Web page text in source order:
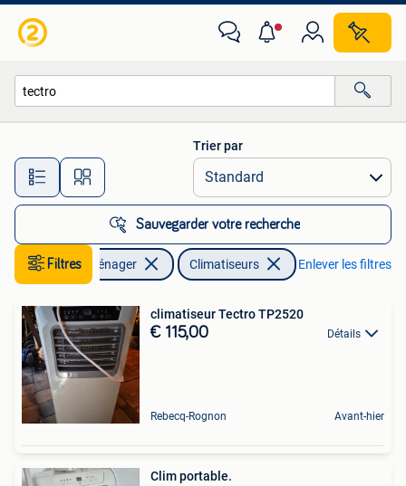
Toutes les distances…
Trier par
Sauvegarder votre recherche
Filtres
Electroménager Climatiseurs Enlever les filtres
climatiseur Tectro TP2520
€ 115,00 Détails
Rebecq-Rognon Avant-hier
Clim portable.